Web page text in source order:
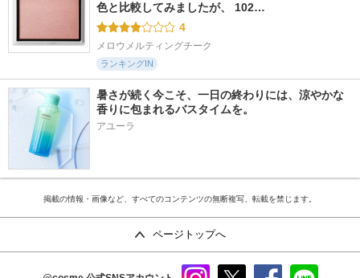
色と比較してみましたが、 102…
4
メロウメルティングチーク
ランキングIN
暑さが続く今こそ、一日の終わりには、涼やかな
香りに包まれるバスタイムを。
アユーラ
掲載の情報・画像など、すべてのコンテンツの無断複写、転載を禁じます。
ページトップへ